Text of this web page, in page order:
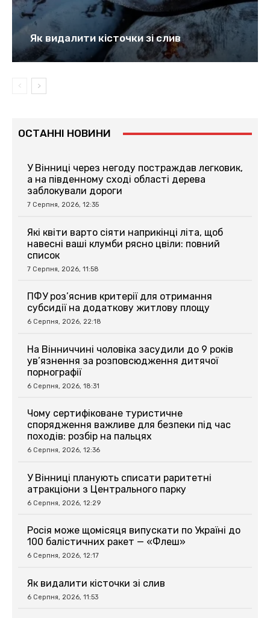
Як видалити кісточки зі слив
ОСТАННІ НОВИНИ
У Вінниці через негоду постраждав легковик,
а на південному сході області дерева
заблокували дороги
7 Серпня, 2026, 12:35
Які квіти варто сіяти наприкінці літа, щоб
навесні ваші клумби рясно цвіли: повний
список
7 Серпня, 2026, 11:58
ПФУ роз’яснив критерії для отримання
субсидії на додаткову житлову площу
6 Серпня, 2026, 22:18
На Вінниччині чоловіка засудили до 9 років
ув’язнення за розповсюдження дитячої
порнографії
6 Серпня, 2026, 18:31
Чому сертифіковане туристичне
спорядження важливе для безпеки під час
походів: розбір на пальцях
6 Серпня, 2026, 12:36
У Вінниці планують списати раритетні
атракціони з Центрального парку
6 Серпня, 2026, 12:29
Росія може щомісяця випускати по Україні до
100 балістичних ракет — «Флеш»
6 Серпня, 2026, 12:17
Як видалити кісточки зі слив
6 Серпня, 2026, 11:53